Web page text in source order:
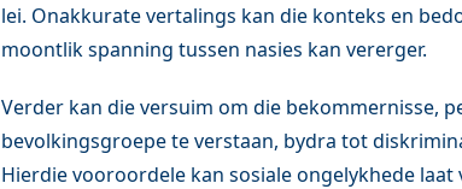
lei. Onakkurate vertalings kan die konteks en
moontlik spanning tussen nasies kan vererger.
Verder kan die versuim om die bekommernisse,
bevolkingsgroepe te verstaan, bydra tot
Hierdie vooroordele kan sosiale ongelykhede